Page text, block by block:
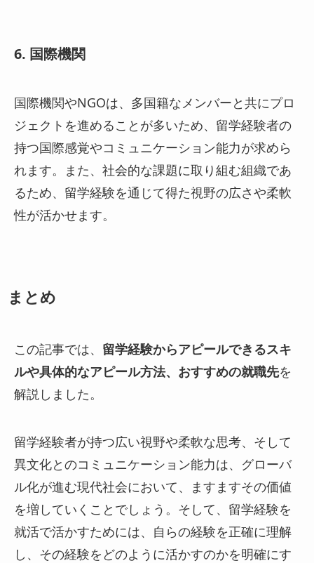
6. 国際機関
国際機関やNGOは、多国籍なメンバーと共にプロ
ジェクトを進めることが多いため、留学経験者の
持つ国際感覚やコミュニケーション能力が求めら
れます。また、社会的な課題に取り組む組織であ
るため、留学経験を通じて得た視野の広さや柔軟
性が活かせます。
まとめ
この記事では、 留学経験からアピールできるスキ
ルや具体的なアピール方法、おすすめの就職先を
解説しました。
留学経験者が持つ広い視野や柔軟な思考、そして
異文化とのコミュニケーション能力は、グローバ
ル化が進む現代社会において、ますますその価値
を増していくことでしょう。そして、留学経験を
就活で活かすためには、自らの経験を正確に理解
し、その経験をどのように活かすのかを明確にす